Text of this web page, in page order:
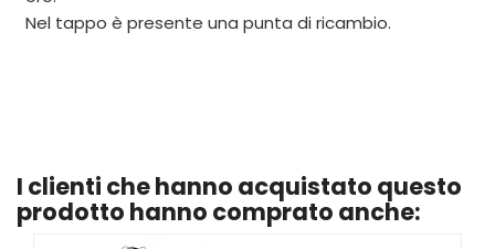
Nel tappo è presente una punta di ricambio.
I clienti che hanno acquistato questo
prodotto hanno comprato anche: